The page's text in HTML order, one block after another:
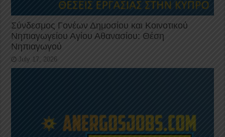
Σύνδεσμος Γονέων Δημοσίου και Κοινοτικού
Νηπιαγωγείου Αγίου Αθανασίου: Θέση
Νηπιαγωγού
July 17, 2026